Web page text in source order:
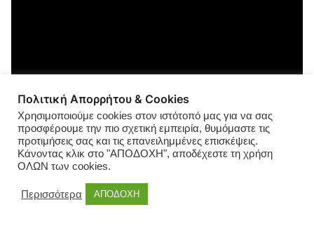
Πολιτική Απορρήτου & Cookies
Χρησιμοποιούμε cookies στον ιστότοπό μας για να σας
προσφέρουμε την πιο σχετική εμπειρία, θυμόμαστε τις
προτιμήσεις σας και τις επανειλημμένες επισκέψεις.
Κάνοντας κλικ στο "ΑΠΟΔΟΧΗ", αποδέχεστε τη χρήση
ΟΛΩΝ των cookies.
Περισσότερα ΑΠΟΔΟΧΗ